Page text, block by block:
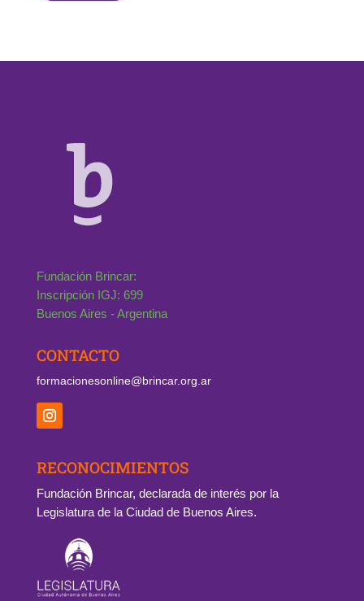
Fundación Brincar:
Inscripción IGJ: 699
Buenos Aires - Argentina
CONTACTO
formacionesonline@brincar.org.ar
RECONOCIMIENTOS
Fundación Brincar, declarada de interés por la
Legislatura de la Ciudad de Buenos Aires.